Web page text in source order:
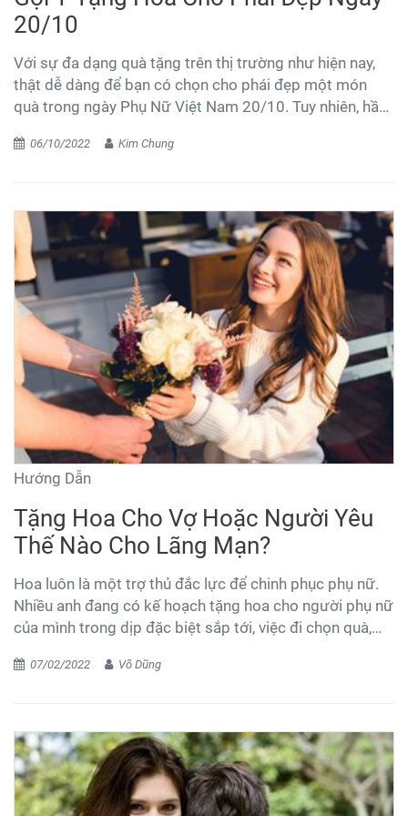
20/10
Với sự đa dạng quà tặng trên thị trường như hiện nay,
thật dễ dàng để bạn có chọn cho phái đẹp một món
quà trong ngày Phụ Nữ Việt Nam 20/10. Tuy nhiên, hầu
hồn mang lại nụ cười hạnh phúc cho họ trong các ngày
Phụ Nữ Việt Nam 20/10? Nên chọn hoa gì khi vào lạc
giữa cửa hàng với muôn màu muôn sắc các loại hoa?
06/10/2022 Kim Chung
Hướng Dẫn
Tặng Hoa Cho Vợ Hoặc Người Yêu
Thế Nào Cho Lãng Mạn?
Hoa luôn là một trợ thủ đắc lực để chinh phục phụ nữ.
Nhiều anh đang có kế hoạch tặng hoa cho người phụ nữ
của mình trong dịp đặc biệt sắp tới, việc đi chọn quà,
ông, nhưng sau đó lại gặp phải thử thách là không biết
07/02/2022 Võ Dũng